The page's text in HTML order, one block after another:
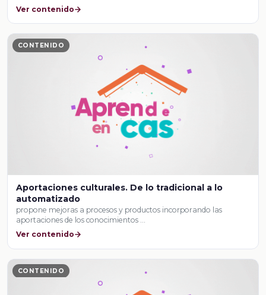
Ver contenido
CONTENIDO
Aportaciones culturales. De lo tradicional a lo
automatizado
propone mejoras a procesos y productos incorporando las
aportaciones de los conocimientos …
Ver contenido
CONTENIDO